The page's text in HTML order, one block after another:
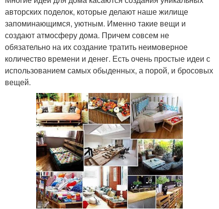
авторских поделок, которые делают наше жилище
запоминающимся, уютным. Именно такие вещи и
создают атмосферу дома. Причем совсем не
обязательно на их создание тратить неимоверное
количество времени и денег. Есть очень простые идеи с
использованием самых обыденных, а порой, и бросовых
вещей.